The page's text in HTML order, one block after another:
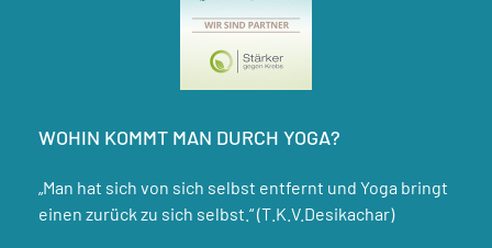
WOHIN KOMMT MAN DURCH YOGA?
„Man hat sich von sich selbst entfernt und Yoga bringt
einen zurück zu sich selbst.“ (T.K.V.Desikachar)